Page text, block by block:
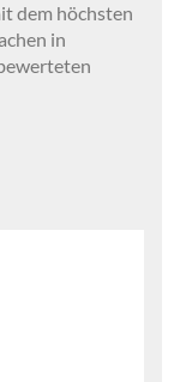
dem höchsten
in